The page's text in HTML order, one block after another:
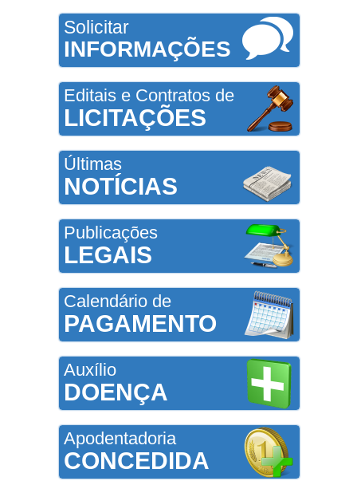
Solicitar
INFORMAÇÕES
Editais e Contratos de
LICITAÇÕES
Últimas
NOTÍCIAS
Publicações
LEGAIS
Calendário de
PAGAMENTO
Auxílio
DOENÇA
Apodentadoria
CONCEDIDA